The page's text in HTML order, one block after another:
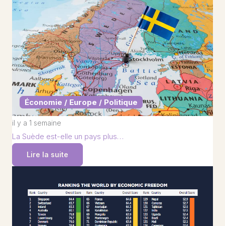
Économie / Europe / Politique
il y a 1 semaine
La Suède est-elle un pays plus…
Lire la suite